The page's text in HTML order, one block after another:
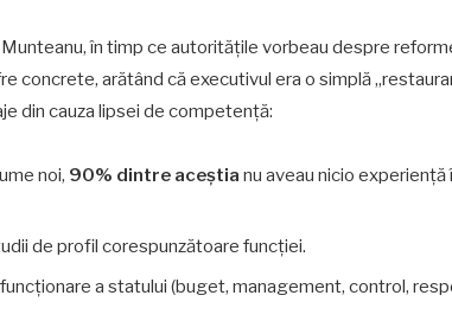
în timp ce autoritățile vorbeau despre
concrete, arătând că executivul era o simplă
din cauza lipsei de competență:
noi, 90% dintre aceștia nu aveau nicio experiență
de profil corespunzătoare funcției.
a statului (buget, management, control,